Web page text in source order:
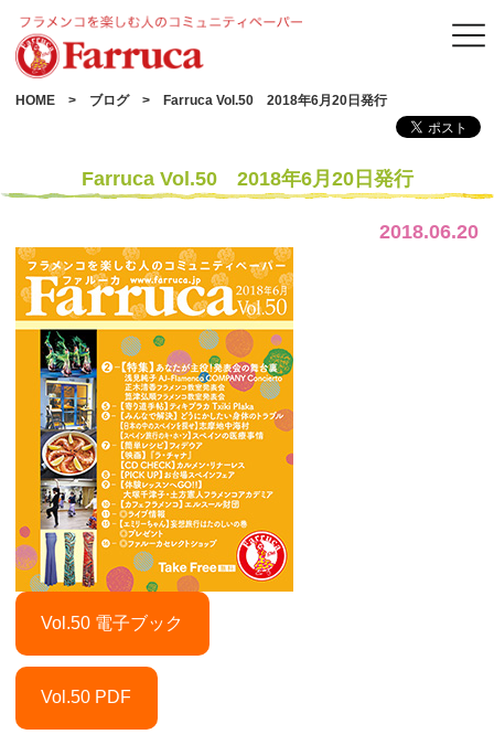
HOME ブログ Farruca Vol.50 2018年6月20日発行
Farruca Vol.50 2018年6月20日発行
2018.06.20
Vol.50 電子ブック
Vol.50 PDF